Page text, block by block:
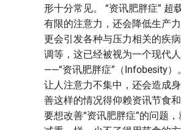
形十分常见。 “资讯肥胖症” 超
有限的注意力，还会降低生产
更会引发各种与压力相关的疾
调等，这已经被视为一个现代
——“资讯肥胖症”（Infobesity）
让人注意力不集中，还会造成
善这样的情况得仰赖资讯节食
要想改善“资讯肥胖症”的问题